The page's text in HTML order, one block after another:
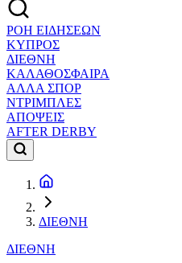
ΡΟΗ ΕΙΔΗΣΕΩΝ
ΚΥΠΡΟΣ
ΔΙΕΘΝΗ
ΚΑΛΑΘΟΣΦΑΙΡΑ
ΑΛΛΑ ΣΠΟΡ
ΝΤΡΙΜΠΛΕΣ
ΑΠΟΨΕΙΣ
AFTER DERBY
ΔΙΕΘΝΗ
ΔΙΕΘΝΗ